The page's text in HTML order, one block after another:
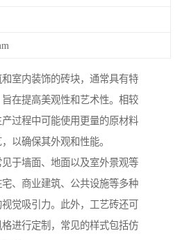
室内装饰的砖块，通常具有特
在提高美观性和艺术性。相较
过程中可能使用更量的原材料
以确保其外观和性能。
于墙面、地面以及室外景观等
、商业建筑、公共设施等多种
觉吸引力。此外，工艺砖还可
进行定制，常见的样式包括仿